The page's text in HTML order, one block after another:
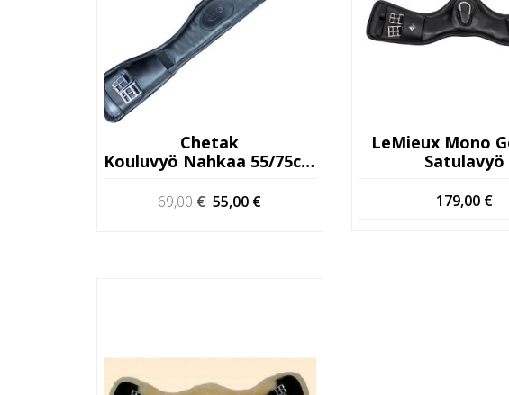
Chetak
Kouluvyö Nahkaa 55/75cm
69,00€ Alkuperäinen
55,00 €
LeMieux Mono
Satulavyö
179,00 €